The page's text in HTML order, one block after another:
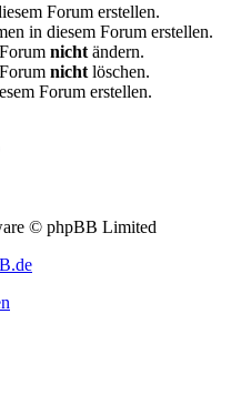
Forum erstellen.
in diesem Forum erstellen.
nicht ändern.
nicht löschen.
Forum erstellen.
© phpBB Limited